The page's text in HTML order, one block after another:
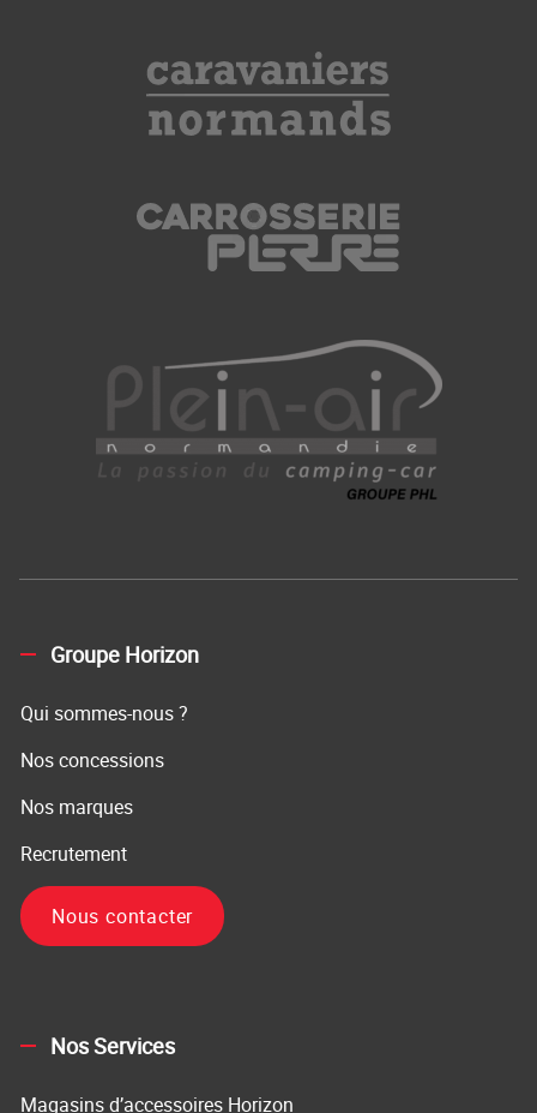
Groupe Horizon
Qui sommes-nous ?
Nos concessions
Nos marques
Recrutement
Nous contacter
Nos Services
Magasins d’accessoires Horizon